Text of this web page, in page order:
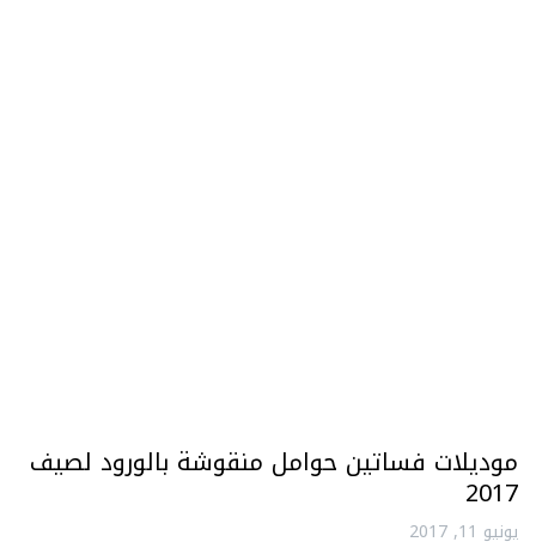
موديلات فساتين حوامل منقوشة بالورود لصيف
2017
يونيو 11, 2017